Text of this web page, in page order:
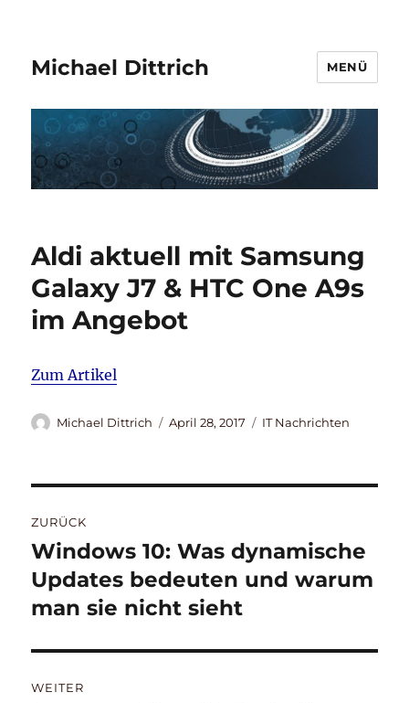
Michael Dittrich MENÜ
Aldi aktuell mit Samsung
Galaxy J7 & HTC One A9s
im Angebot
Zum Artikel
Autor
Michael Dittrich
Veröffentlicht
April 28, 2017 Kategorien
IT Nachrichten
ZURÜCK
Vorheriger
Beitrag:
Windows 10: Was dynamische
Updates bedeuten und warum
man sie nicht sieht
WEITER